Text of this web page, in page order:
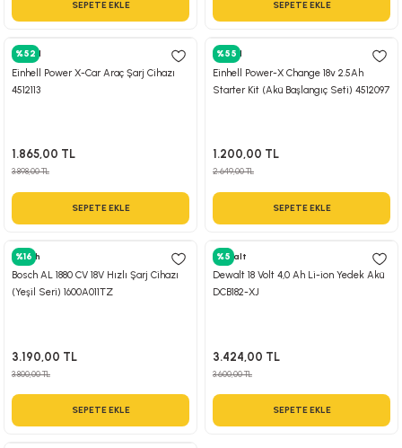
Sistemleri
Tabancası
Polisaj
SEPETE EKLE SEPETE EKLE
%52
Einhell
Einhell Power X-Car Araç Şarj Cihazı
4512113
1.865,00 TL
3.898,00 TL
SEPETE EKLE
%55
Einhell
Einhell Power-X Change 18v 2.5Ah
Starter Kit (Akü Başlangıç Seti) 4512097
1.200,00 TL
2.649,00 TL
SEPETE EKLE
%16
Bosch
Bosch AL 1880 CV 18V Hızlı Şarj Cihazı
(Yeşil Seri) 1600A011TZ
3.190,00 TL
3.800,00 TL
SEPETE EKLE
%5
Dewalt
Dewalt 18 Volt 4,0 Ah Li-ion Yedek Akü
DCB182-XJ
3.424,00 TL
3.600,00 TL
SEPETE EKLE